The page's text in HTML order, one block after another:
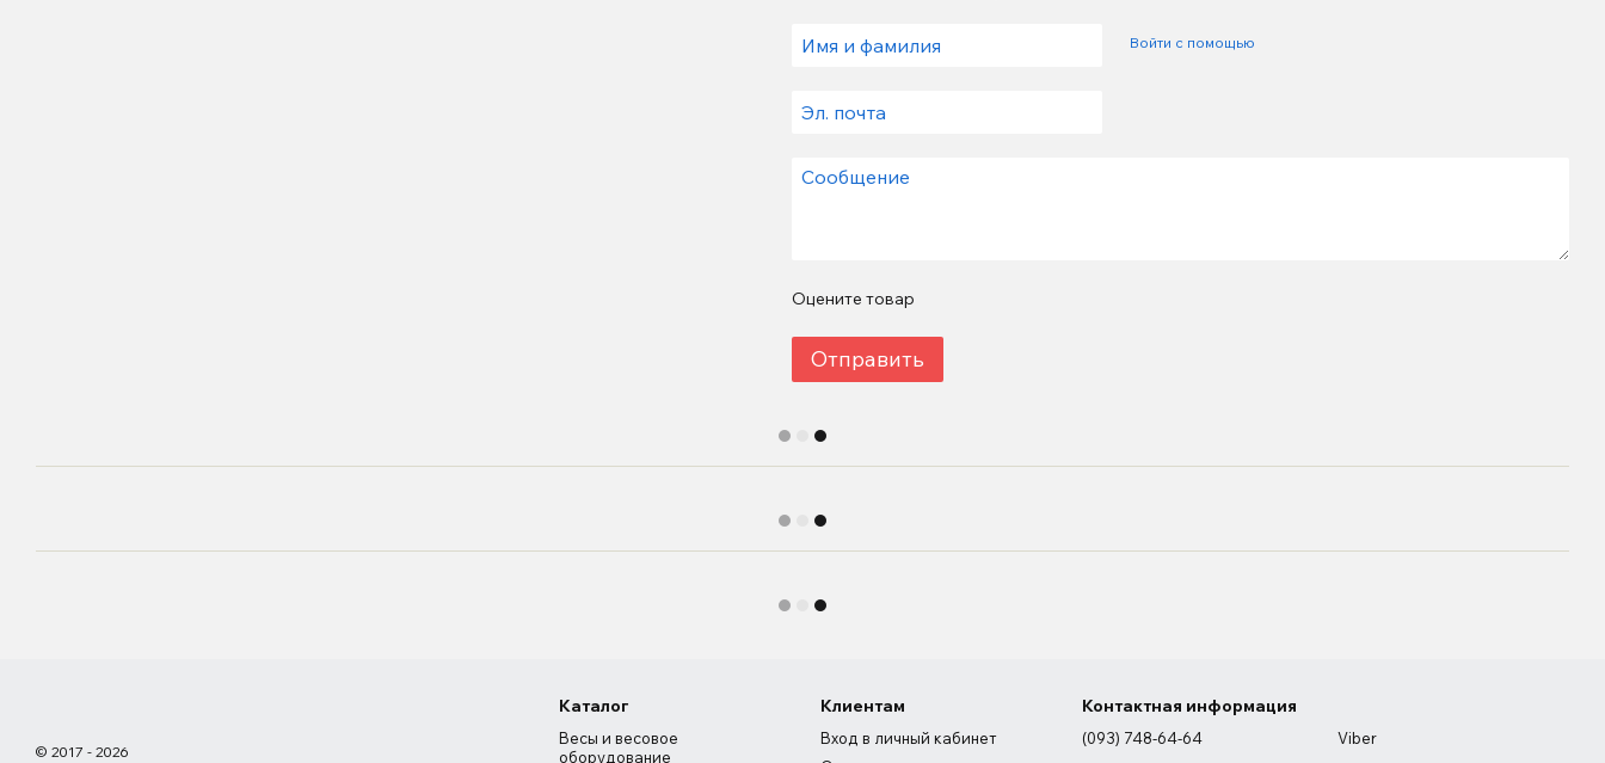
Войти с помощью
Оцените товар
Отправить
© 2017 - 2026
Каталог
Весы и весовое
оборудование
Клиентам
Вход в личный кабинет
Контактная информация
(093) 748-64-64
Viber